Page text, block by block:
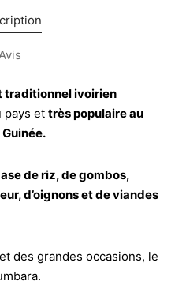
Avis
traditionnel ivoirien
pays et très populaire au
de riz, de gombos,
d’oignons et de viandes
des grandes occasions, le